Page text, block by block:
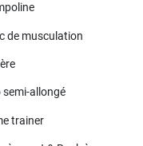
de musculation
semi-allongé
trainer